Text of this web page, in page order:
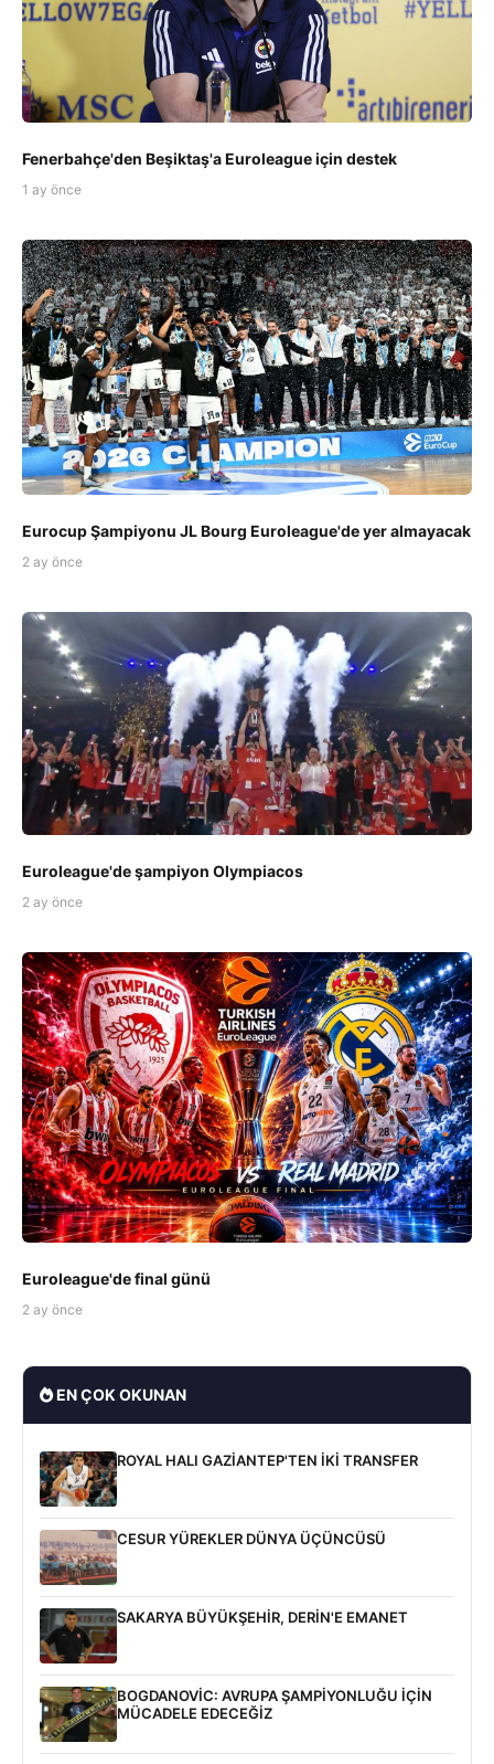
Fenerbahçe'den Beşiktaş'a Euroleague için destek
1 ay önce
Eurocup Şampiyonu JL Bourg Euroleague'de yer almayacak
2 ay önce
Euroleague'de şampiyon Olympiacos
2 ay önce
Euroleague'de final günü
2 ay önce
EN ÇOK OKUNAN
ROYAL HALI GAZİANTEP'TEN İKİ TRANSFER
CESUR YÜREKLER DÜNYA ÜÇÜNCÜSÜ
SAKARYA BÜYÜKŞEHİR, DERİN'E EMANET
BOGDANOVİC: AVRUPA ŞAMPİYONLUĞU İÇİN
MÜCADELE EDECEĞİZ